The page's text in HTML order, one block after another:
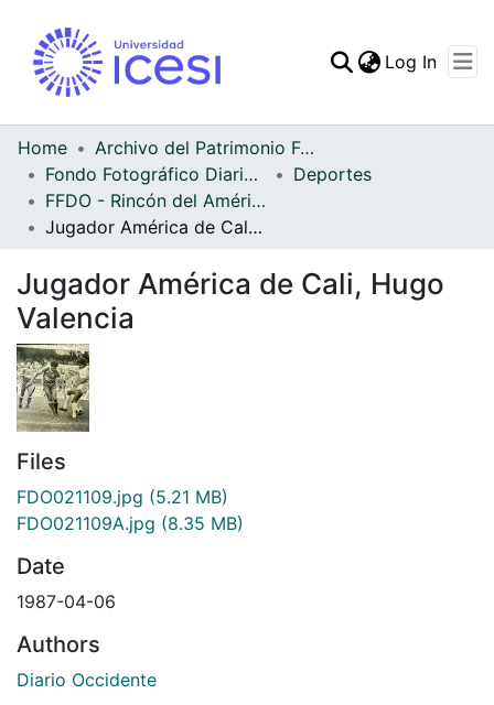
Statistics
Log In
Home
Archivo del Patrimonio Fotográfico y Fílmico del Valle del Cauca
Fondo Fotográfico Diario Occidente
Deportes
FFDO - Rincón del América - Patrimonial
Jugador América de Cali, Hugo Valencia
Jugador América de Cali, Hugo
Valencia
Files
FDO021109.jpg (5.21 MB)
FDO021109A.jpg (8.35 MB)
Date
1987-04-06
Authors
Diario Occidente